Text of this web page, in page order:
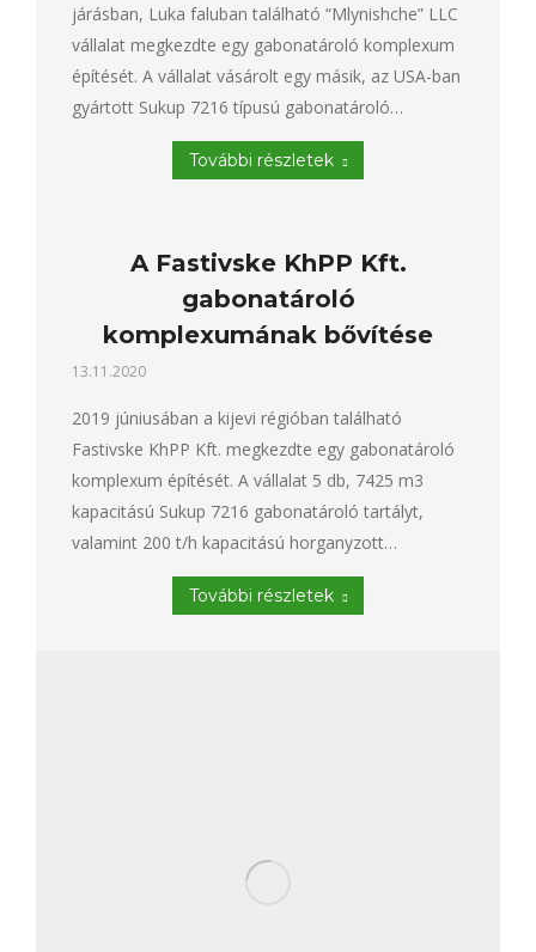
járásban, Luka faluban található “Mlynishche” LLC
vállalat megkezdte egy gabonatároló komplexum
építését. A vállalat vásárolt egy másik, az USA-ban
gyártott Sukup 7216 típusú gabonatároló…
További részletek
A Fastivske KhPP Kft.
gabonatároló
komplexumának bővítése
13.11.2020
2019 júniusában a kijevi régióban található
Fastivske KhPP Kft. megkezdte egy gabonatároló
komplexum építését. A vállalat 5 db, 7425 m3
kapacitású Sukup 7216 gabonatároló tartályt,
valamint 200 t/h kapacitású horganyzott…
További részletek